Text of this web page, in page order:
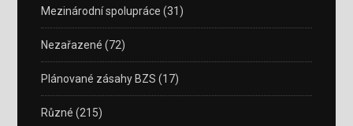
Mezinárodní spolupráce (31)
Nezařazené (72)
Plánované zásahy BZS (17)
Různé (215)